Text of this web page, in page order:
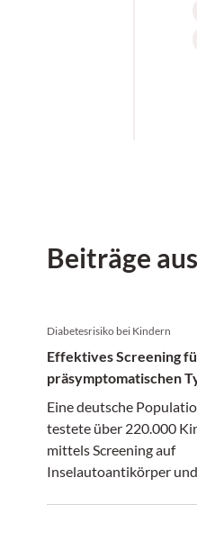
Beiträge
Diabetesrisiko bei Kindern
Effektives Screening
präsymptomatischen
Diabetes
Eine deutsche
testete über 220.000
mittels Screening auf
Inselautoantikörper